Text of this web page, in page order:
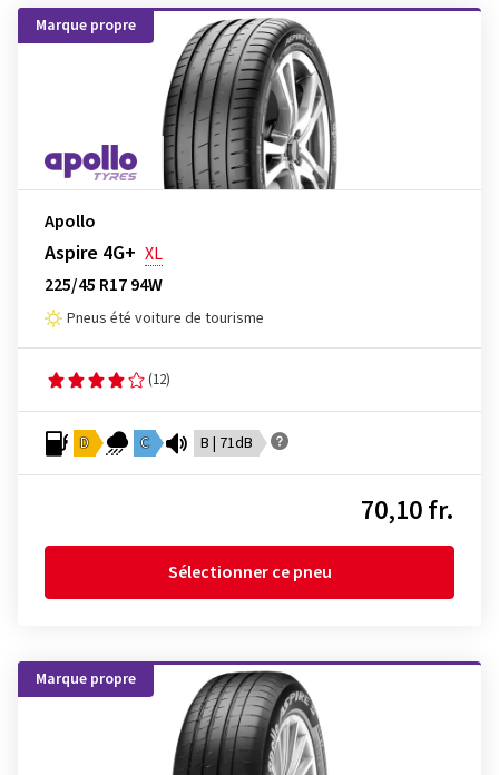
Marque propre
Apollo
Aspire 4G+ XL
225/45 R17 94W
Pneus été voiture de tourisme
(12)
D C B | 71dB
70,10 fr.
Sélectionner ce pneu
Marque propre